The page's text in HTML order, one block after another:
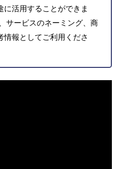
活用することができま
サービスのネーミング、商
報としてご利用くださ